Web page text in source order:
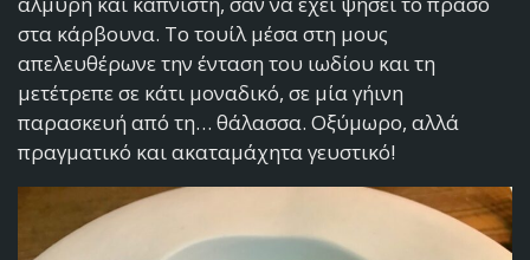
στα κάρβουνα. Το τουίλ μέσα στη μους
απελευθέρωνε την ένταση του ιωδίου και τη
μετέτρεπε σε κάτι μοναδικό, σε μία γήινη
παρασκευή από τη… θάλασσα. Οξύμωρο, αλλά
πραγματικό και ακαταμάχητα γευστικό!